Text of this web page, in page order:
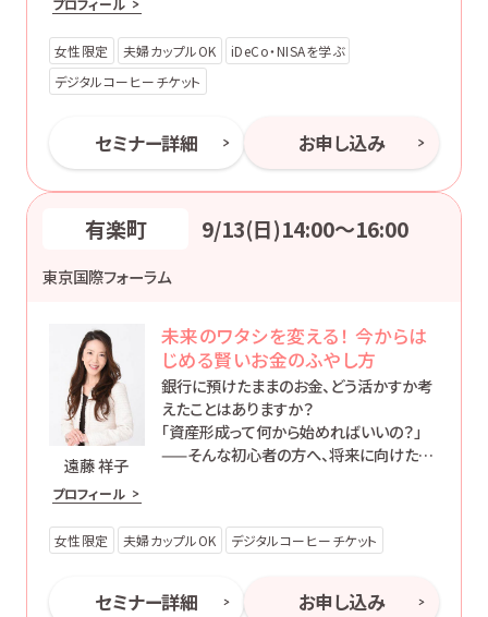
プロフィール
女性限定 夫婦カップルOK
iDeCo・NISAを学ぶ
デジタルコーヒーチケット
セミナー詳細 お申し込み
有楽町 9/13(日)14:00〜16:00
東京国際フォーラム
遠藤 祥子
プロフィール
未来のワタシを変える！ 今からは
じめる賢いお金のふやし方
銀行に預けたままのお金、どう活かすか考
えたことはありますか？
「資産形成って何から始めればいいの？」
——そんな初心者の方へ、将来に向けた準
女性限定 夫婦カップルOK デジタルコーヒーチケット
セミナー詳細 お申し込み